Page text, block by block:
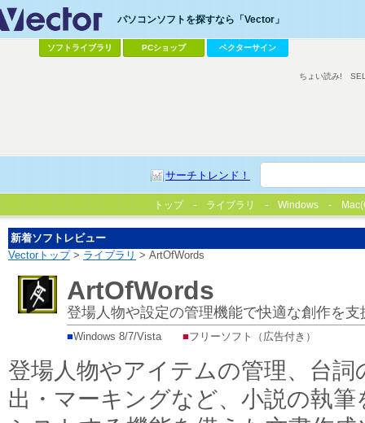
パソコンソフトを探すなら「Vector」
ソフトライブラリ PCショップ ベクターサイン
サーチトレンド！
ちょい読み!
トップ ライブラリ Windows
新着ソフトレビュー
Vectorトップ> ライブラリ > ArtOfWords
ArtOfWords
登場人物や設定の管理機能で快適な創作を
■Windows 8/7/Vista ■フリーソフト（広告付き）
登場人物やアイテムの管理、台詞
出・マーキングなど、小説の執筆